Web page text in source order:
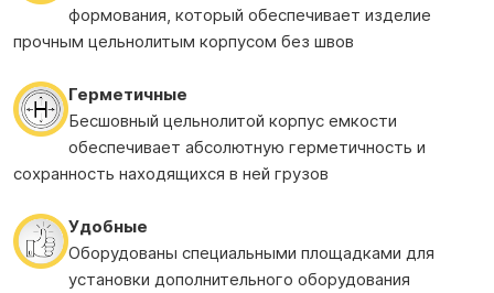
формования, который обеспечивает изделие
прочным цельнолитым корпусом без швов
Герметичные
Бесшовный цельнолитой корпус емкости
обеспечивает абсолютную герметичность и
сохранность находящихся в ней грузов
Удобные
Оборудованы специальными площадками для
установки дополнительного оборудования